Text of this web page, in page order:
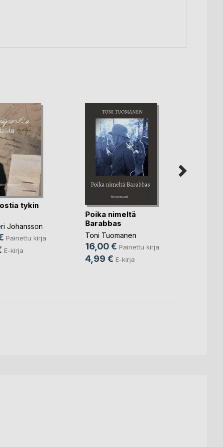
tykin
Johansson
Painettu kirja
E-kirja
Poika nimeltä
Barabbas
Toni Tuomanen
16,00 € Painettu kirja
4,99 € E-kirja